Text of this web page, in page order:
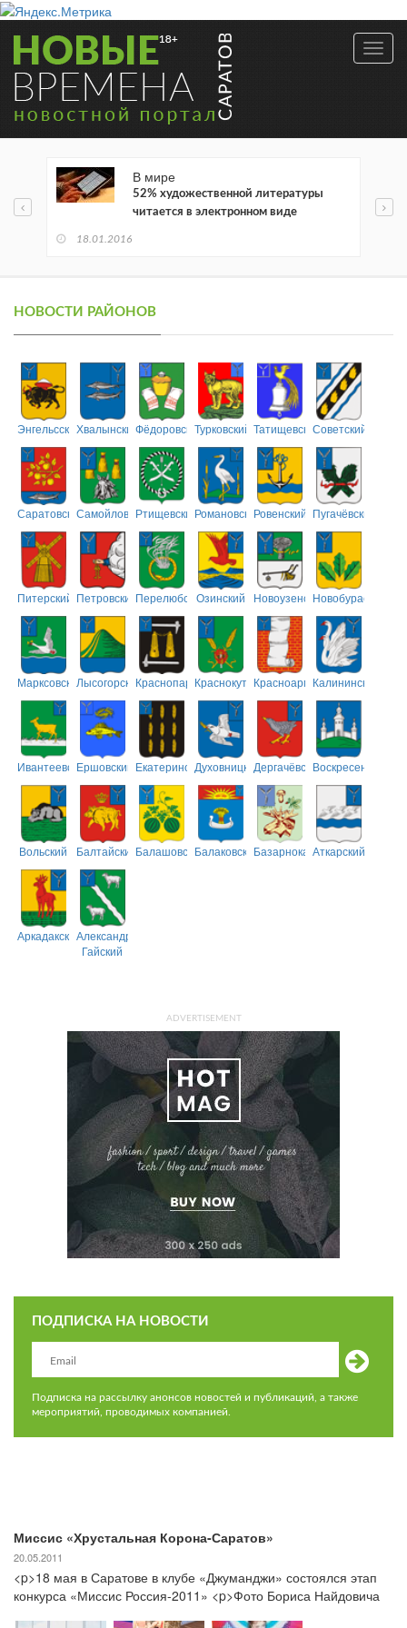
В мире
52% художественной литературы
читается в электронном виде
18.01.2016
НОВОСТИ РАЙОНОВ
ЭнгельсскийХвалынскийФёдоровскийТурковский ТатищевскийСоветский
СаратовскийСамойловскийРтищевскийРомановскийРовенский Пугачёвский
Питерский ПетровскийПерелюбскийОзинский НовоузенскийНовобурасский
МарксовскийЛысогорскийКраснопартизанский
КраснокутскийКрасноармейский
Калининский
ИвантеевскийЕршовский ЕкатериновскийДуховницкийДергачёвскийВоскресенский
Вольский БалтайскийБалашовскийБалаковскийБазарнокарабулакский
Аткарский
АркадакскийАлександрово-
Гайский
ADVERTISEMENT
ПОДПИСКА НА НОВОСТИ
Подписка на рассылку анонсов новостей и публикаций, а также
мероприятий, проводимых компанией.
Миссис «Хрустальная Корона-Саратов»
20.05.2011
<p>18 мая в Саратове в клубе «Джуманджи» состоялся этап
конкурса «Миссис Россия-2011» <p>Фото Бориса Найдовича